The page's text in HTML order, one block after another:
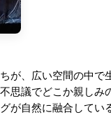
が、広い空間の中
思議でどこか親し
が自然に融合してい